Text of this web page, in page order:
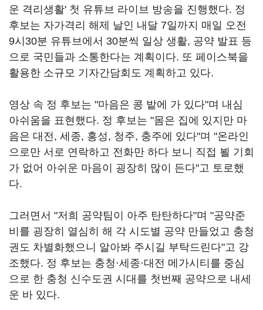
운 격리생활' 첫 유튜브 라이브 방송을 진행했다. 정
후보는 자가격리 해제 날인 내달 7일까지 매일 오전
9시30분 유튜브에서 30분씩 일상 생활, 공약 발표 등
으로 국민들과 소통한다는 계획이다. 또 페이스북을
활용한 소규모 기자간담회도 계획하고 있다.
영상 속 정 후보는 "마음은 콩 밭에 가 있다"며 내심
아쉬움을 표현했다. 정 후보는 "몸은 집에 있지만 마
음은 대전, 세종, 홍성, 청주, 충주에 있다"며 "온라인
으로만 서로 연락하고 전화만 하다 보니 직접 뵐 기회
가 없어 아쉬운 마음이 굉장히 많이 든다"고 토로했
다.
그러면서 "저희 공약팀이 아주 탄탄하다"며 "공약준
비를 굉장히 열심히 해 각 시도별 공약 만들었고 충청
권도 차별화했으니 알아봐 주시길 부탁드린다"고 강
조했다. 정 후보는 충청·세종·대전 메가시티를 중심
으로 한 충청 신수도권 시대를 첫번째 공약으로 내세
운 바 있다.